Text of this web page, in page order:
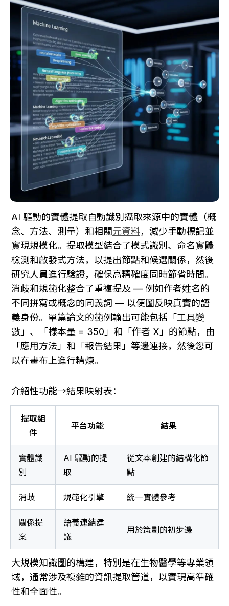
AI 驅動的實體提取自動識別攝取來源中的實體（概
念、方法、測量）和相關元資料，減少手動標記並
實現規模化。提取模型結合了模式識別、命名實體
檢測和啟發式方法，以提出節點和候選關係，然後
研究人員進行驗證，確保高精確度同時節省時間。
消歧和規範化整合了重複提及 — 例如作者姓名的
不同拼寫或概念的同義詞 — 以便圖反映真實的語
義身份。單篇論文的範例輸出可能包括「工具變
數」、「樣本量 = 350」和「作者 X」的節點，由
「應用方法」和「報告結果」等邊連接，然後您可
以在畫布上進行精煉。
介紹性功能→結果映射表：
提取組
件
平台功能 結果
實體識
別
AI 驅動的提
取
從文本創建的結構化節
點
消歧 規範化引擎 統一實體參考
關係提
案
語義連結建
議
用於策劃的初步邊
大規模知識圖的構建，特別是在生物醫學等專業領
域，通常涉及複雜的資訊提取管道，以實現高準確
性和全面性。